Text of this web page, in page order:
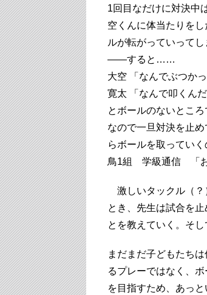
1回目なだけに対決中
空くんに体当たりを
ルが転がっていってし
――すると……
大空 「なんでぶつか
寛太 「なんで叩くん
とボールのないところ
なので一旦対決を止
らボールを取ってい
鳥1組 学級通信 「お
激しいタックル（？
とき、先生は試合を
とを教えていく。そ
まだまだ子どもたち
るプレーではなく、
を目指すため、あっ